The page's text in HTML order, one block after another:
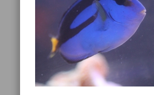
Canthigaster valentini